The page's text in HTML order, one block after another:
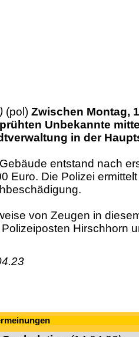
(pol) Zwischen Montag,
Unbekannte
in der
entstand nach
Euro. Die Polizei
von Zeugen in
Hirschhorn